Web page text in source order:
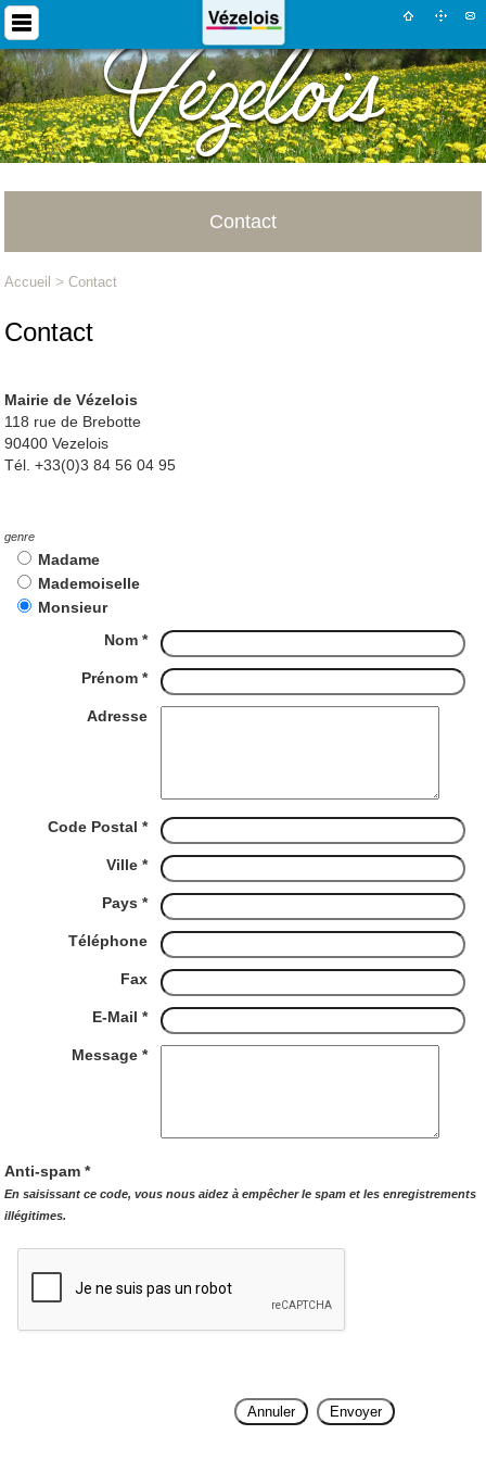
Contact
Accueil >Contact
Contact
Mairie de Vézelois
118 rue de Brebotte
90400 Vezelois
Tél. +33(0)3 84 56 04 95
genre
Madame
Mademoiselle
Monsieur
Nom *
Prénom *
Adresse
Code Postal *
Ville *
Pays *
Téléphone
Fax
E-Mail *
Message *
Anti-spam *
En saisissant ce code, vous nous aidez à empêcher le spam et les enregistrements
illégitimes.